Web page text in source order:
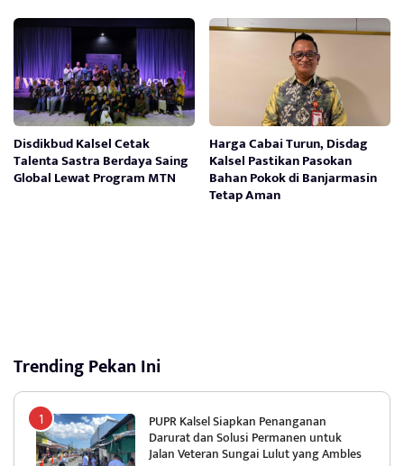
Disdikbud Kalsel Cetak
Talenta Sastra Berdaya Saing
Global Lewat Program MTN
Harga Cabai Turun, Disdag
Kalsel Pastikan Pasokan
Bahan Pokok di Banjarmasin
Tetap Aman
Trending Pekan Ini
PUPR Kalsel Siapkan Penanganan
Darurat dan Solusi Permanen untuk
Jalan Veteran Sungai Lulut yang Ambles